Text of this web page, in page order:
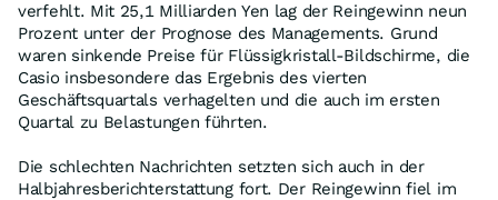
verfehlt. Mit 25,1 Milliarden Yen lag der Reingewinn neun
Prozent unter der Prognose des Managements. Grund
waren sinkende Preise für Flüssigkristall-Bildschirme, die
Casio insbesondere das Ergebnis des vierten
Geschäftsquartals verhagelten und die auch im ersten
Quartal zu Belastungen führten.
Die schlechten Nachrichten setzten sich auch in der
Halbjahresberichterstattung fort. Der Reingewinn fiel im